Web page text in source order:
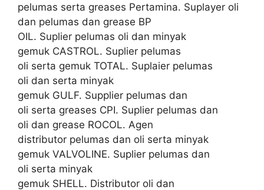
pelumas serta greases Pertamina. Suplayer oli
dan pelumas dan grease BP
OIL. Suplier pelumas oli dan minyak
gemuk CASTROL. Suplier pelumas
oli serta gemuk TOTAL. Suplaier pelumas
oli dan serta minyak
gemuk GULF. Supplier pelumas dan
oli serta greases CPI. Suplier pelumas dan
oli dan grease ROCOL. Agen
distributor pelumas dan oli serta minyak
gemuk VALVOLINE. Suplier pelumas dan
oli serta minyak
gemuk SHELL. Distributor oli dan